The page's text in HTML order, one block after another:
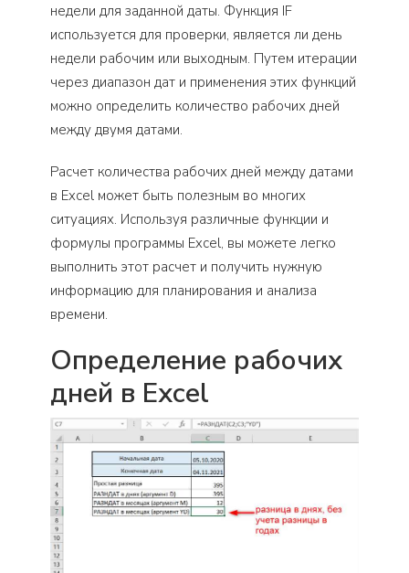
недели для заданной даты. Функция IF
используется для проверки, является ли день
недели рабочим или выходным. Путем итерации
через диапазон дат и применения этих функций
можно определить количество рабочих дней
между двумя датами.
Расчет количества рабочих дней между датами
в Excel может быть полезным во многих
ситуациях. Используя различные функции и
формулы программы Excel, вы можете легко
выполнить этот расчет и получить нужную
информацию для планирования и анализа
времени.
Определение рабочих
дней в Excel